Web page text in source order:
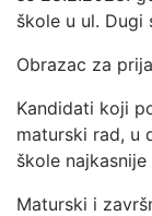
škole u ul. Dugi
Obrazac za
Kandidati koji
maturski rad, u
škole
Maturski i